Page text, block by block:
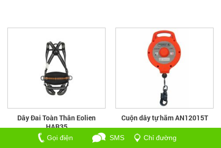
Dây Đai Toàn Thân Eolien
HAR35
Cuộn dây tự hãm AN12015T
Gọi điện SMS Chỉ đường